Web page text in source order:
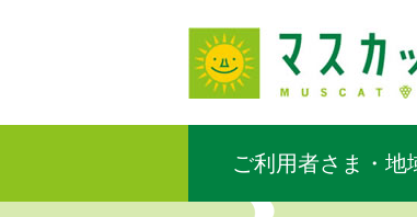
ご利用者さま・地